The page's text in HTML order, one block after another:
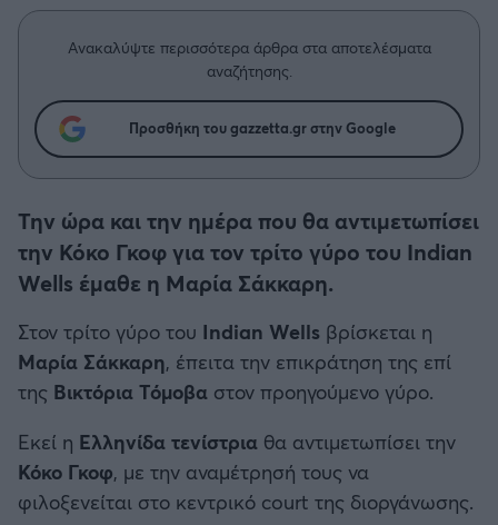
Δημήτρης Τσορμπατζόγλου
ΟΦΗ
Ατρόμητος Αθηνών
Κηφισιά
Αστέρας Τρίπολης
Παναιτωλικός
Καλαμάτα
Συνεντεύξεις
Μεγάλη μου Αγάπη
Μια Ιστορία από την Πόλη
Ανακαλύψτε περισσότερα άρθρα στα αποτελέσματα
αναζήτησης.
Προσθήκη του gazzetta.gr στην Google
Την ώρα και την ημέρα που θα αντιμετωπίσει
την Κόκο Γκοφ για τον τρίτο γύρο του Indian
Wells έμαθε η Μαρία Σάκκαρη.
Στον τρίτο γύρο του Indian Wells βρίσκεται η
Μαρία Σάκκαρη, έπειτα την επικράτηση της επί
της Βικτόρια Τόμοβα στον προηγούμενο γύρο.
Εκεί η Ελληνίδα τενίστρια θα αντιμετωπίσει την
Κόκο Γκοφ, με την αναμέτρησή τους να
φιλοξενείται στο κεντρικό court της διοργάνωσης.